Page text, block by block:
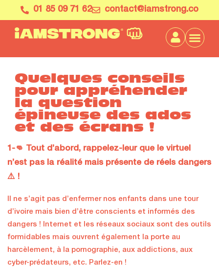
01 85 09 71 62 contact@iamstrong.co
Quelques conseils
pour appréhender
la question
épineuse des ados
et des écrans !
1-👊 Tout d’abord, rappelez-leur que le virtuel
n’est pas la réalité mais présente de réels dangers
⚠️ !
Il ne s’agit pas d’enfermer nos enfants dans une tour
d’ivoire mais bien d’être conscients et informés des
dangers ! Internet et les réseaux sociaux sont des outils
formidables mais ouvrent également la porte au
harcèlement, à la pornographie, aux addictions, aux
cyber-prédateurs, etc. Parlez-en !